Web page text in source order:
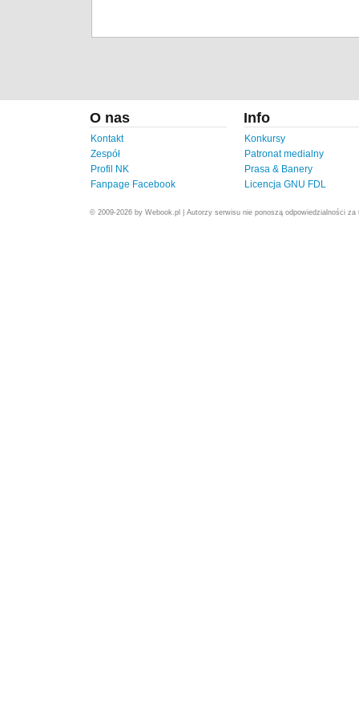
O nas
Kontakt
Zespół
Profil NK
Fanpage Facebook
Info
Konkursy
Patronat medialny
Prasa & Banery
Licencja GNU FDL
© 2009-2026 by Webook.pl | Autorzy serwisu nie ponoszą odpowiedzialności